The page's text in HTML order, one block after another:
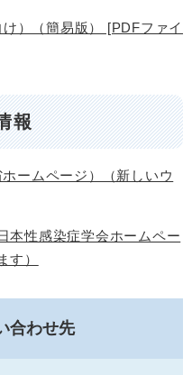
）（簡易版） [PDFファイ
報
ームページ）（新しいウ
本性感染症学会ホームペー
す）
合わせ先